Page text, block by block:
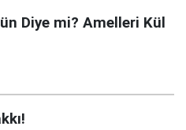
Diye mi? Amelleri Kül